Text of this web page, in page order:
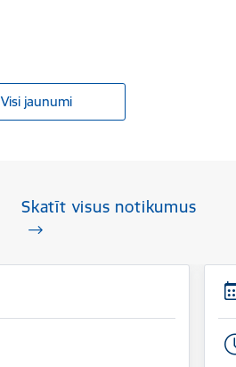
Visi jaunumi
Skatīt visus notikumus